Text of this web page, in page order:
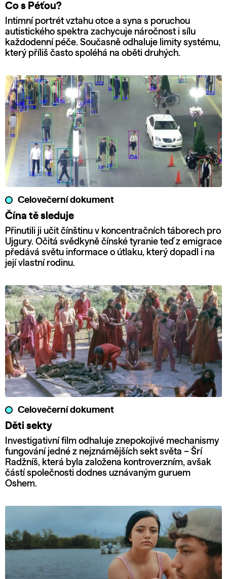
Co s Péťou?
Intimní portrét vztahu otce a syna s poruchou
autistického spektra zachycuje náročnost i sílu
každodenní péče. Současně odhaluje limity systému,
který příliš často spoléhá na oběti druhých.
Celovečerní dokument
Čína tě sleduje
Přinutili ji učit čínštinu v koncentračních táborech pro
Ujgury. Očitá svědkyně čínské tyranie teď z emigrace
předává světu informace o útlaku, který dopadl i na
její vlastní rodinu.
Celovečerní dokument
Děti sekty
Investigativní film odhaluje znepokojivé mechanismy
fungování jedné z nejznámějších sekt světa – Šrí
Radžníš, která byla založena kontroverzním, avšak
částí společnosti dodnes uznávaným guruem
Oshem.